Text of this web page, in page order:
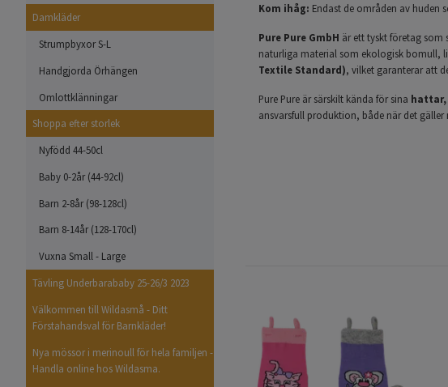
Damkläder
Strumpbyxor S-L
Handgjorda Örhängen
Omlottklänningar
Shoppa efter storlek
Nyfödd 44-50cl
Baby 0-2år (44-92cl)
Barn 2-8år (98-128cl)
Barn 8-14år (128-170cl)
Vuxna Small - Large
Tävling Underbarababy 25-26/3 2023
Välkommen till Wildasmå - Ditt
Förstahandsval för Barnkläder!
Nya mössor i merinoull för hela familjen -
Handla online hos Wildasma.
Kom ihåg: Endast de områden av huden
Pure Pure GmbH är ett tyskt företag som
naturliga material som ekologisk bomull,
Textile Standard), vilket garanterar att
Pure Pure är särskilt kända för sina hattar,
ansvarsfull produktion, både när det